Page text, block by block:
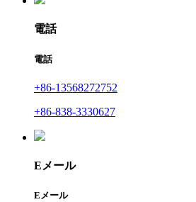
電話
電話
+86-13568272752
+86-838-3330627
Eメール
Eメール